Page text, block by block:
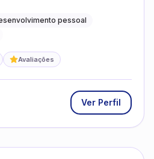
pessoal
Avaliações
Ver Perfil